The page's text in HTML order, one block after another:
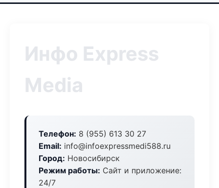
Инфо Express
Media
Телефон: 8 (955) 613 30 27
Email: info@infoexpressmedi588.ru
Город: Новосибирск
Режим работы: Сайт и приложение:
24/7